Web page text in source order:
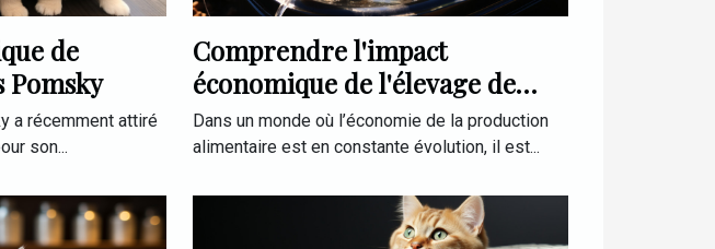
de
Pomsky
a récemment attiré
son...
Comprendre l'impact
économique de l'élevage de
poissons Shubunkin
Dans un monde où l’économie de la production
alimentaire est en constante évolution, il est...